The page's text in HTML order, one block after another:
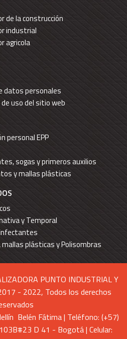
de la construcción
industrial
agricola
datos personales
uso del sitio web
personal EPP
sogas y primeros auxilios
y mallas plásticas
y Temporal
plásticas y Polisombras
PUNTO INDUSTRIAL Y
- 2022, Todos los derechos
Belén Fátima | Teléfono: (+57)
D 41 - Bogotá | Celular: